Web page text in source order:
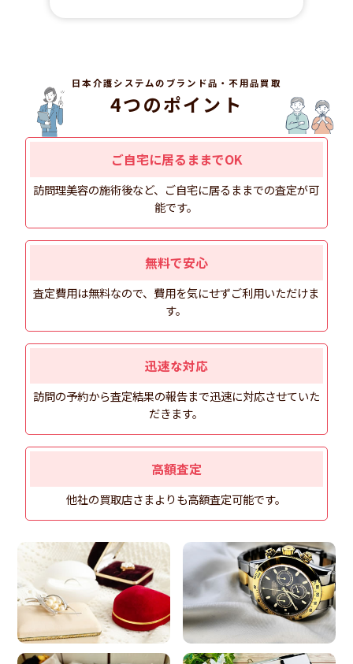
個人情報・SNSアカウント情報の取り扱いについて
カスタマーハラスメントへの対応
日本介護システムのブランド品・不用品買取
4つのポイント
ご自宅に居るままでOK
訪問理美容の施術後など、ご自宅に居るままでの査定が可
能です。
無料で安心
査定費用は無料なので、費用を気にせずご利用いただけま
す。
迅速な対応
訪問の予約から査定結果の報告まで迅速に対応させていた
だきます。
高額査定
他社の買取店さまよりも高額査定可能です。